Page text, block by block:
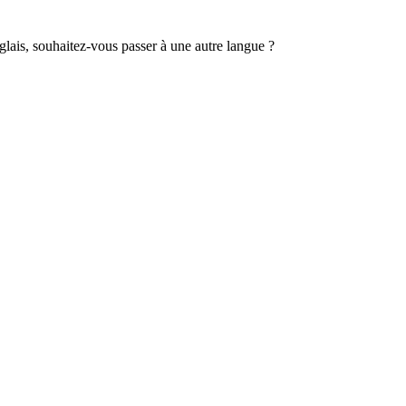
souhaitez-vous passer à une autre langue ?